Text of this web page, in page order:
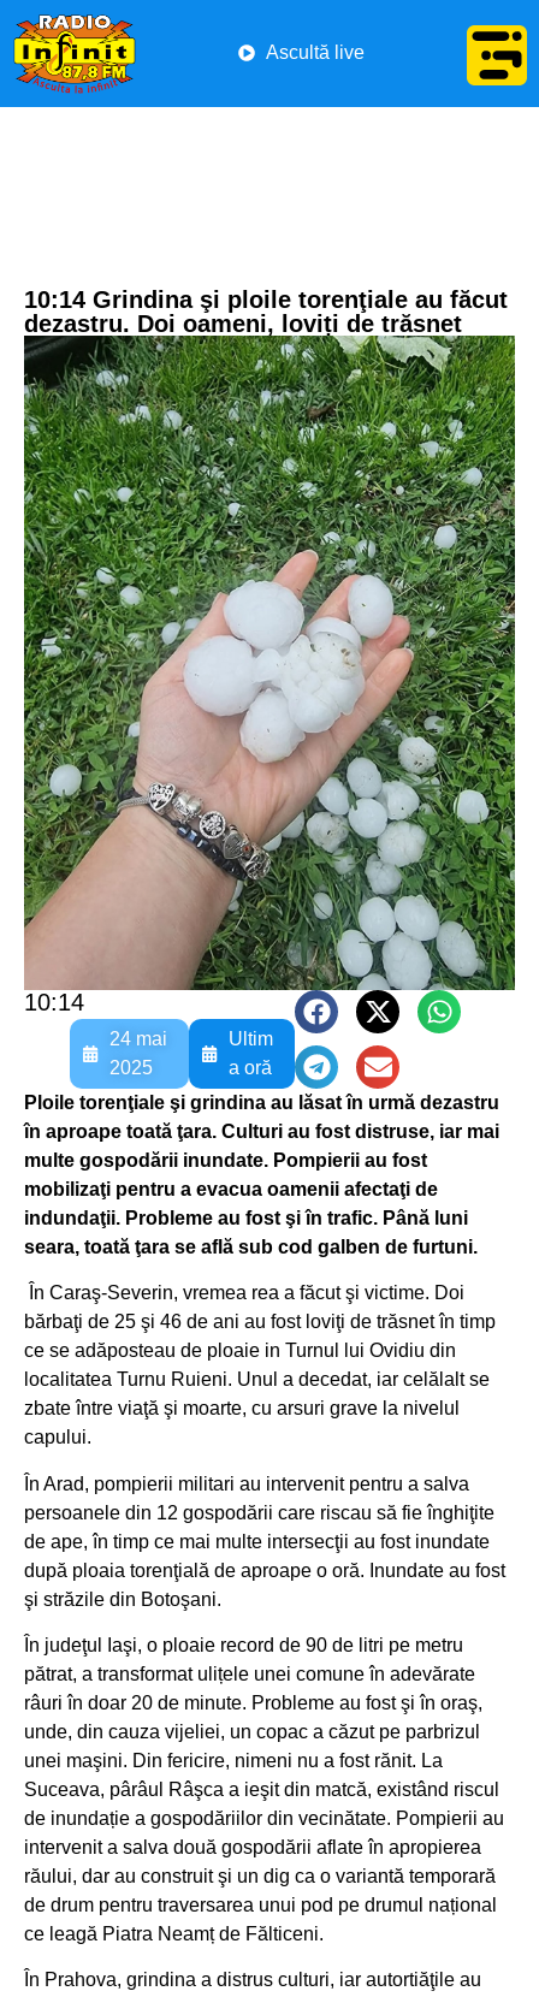
Ascultă live
10:14 Grindina şi ploile torenţiale au făcut
dezastru. Doi oameni, loviți de trăsnet
10:14
24 mai
2025
Ultim
a oră
Ploile torenţiale şi grindina au lăsat în urmă dezastru
în aproape toată ţara. Culturi au fost distruse, iar mai
multe gospodării inundate. Pompierii au fost
mobilizaţi pentru a evacua oamenii afectaţi de
indundaţii. Probleme au fost şi în trafic. Până luni
seara, toată ţara se află sub cod galben de furtuni.
În Caraş-Severin, vremea rea a făcut şi victime. Doi
bărbaţi de 25 şi 46 de ani au fost loviţi de trăsnet în timp
ce se adăposteau de ploaie in Turnul lui Ovidiu din
localitatea Turnu Ruieni. Unul a decedat, iar celălalt se
zbate între viaţă şi moarte, cu arsuri grave la nivelul
capului.
În Arad, pompierii militari au intervenit pentru a salva
persoanele din 12 gospodării care riscau să fie înghiţite
de ape, în timp ce mai multe intersecţii au fost inundate
după ploaia torenţială de aproape o oră. Inundate au fost
şi străzile din Botoşani.
În judeţul Iaşi, o ploaie record de 90 de litri pe metru
pătrat, a transformat ulițele unei comune în adevărate
râuri în doar 20 de minute. Probleme au fost şi în oraş,
unde, din cauza vijeliei, un copac a căzut pe parbrizul
unei maşini. Din fericire, nimeni nu a fost rănit. La
Suceava, pârâul Râşca a ieşit din matcă, existând riscul
de inundație a gospodăriilor din vecinătate. Pompierii au
intervenit a salva două gospodării aflate în apropierea
răului, dar au construit şi un dig ca o variantă temporară
de drum pentru traversarea unui pod pe drumul național
ce leagă Piatra Neamț de Fălticeni.
În Prahova, grindina a distrus culturi, iar autortiăţile au